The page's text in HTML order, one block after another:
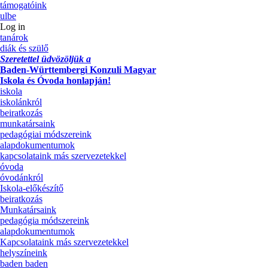
támogatóink
ulbe
Log in
tanárok
diák és szülő
Szeretettel üdvözöljük a
Baden-Württembergi Konzuli Magyar
Iskola és Óvoda honlapján!
iskola
iskolánkról
beiratkozás
munkatársaink
pedagógiai módszereink
alapdokumentumok
kapcsolataink más szervezetekkel
óvoda
óvodánkról
Iskola-előkészítő
beiratkozás
Munkatársaink
pedagógia módszereink
alapdokumentumok
Kapcsolataink más szervezetekkel
helyszíneink
baden baden